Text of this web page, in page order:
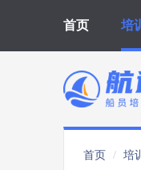
首页 培训
首页 培